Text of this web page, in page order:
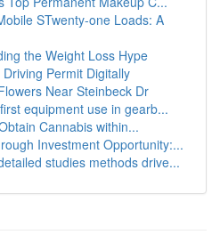
STwenty-one Loads: A
the Weight Loss Hype
Permit Digitally
Near Steinbeck Dr
equipment use in gearb...
Cannabis within...
Investment Opportunity:...
studies methods drive...